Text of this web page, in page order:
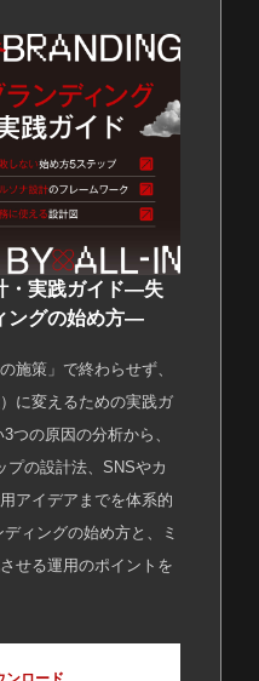
・実践ガイド―失
ングの始め方―
施策」で終わらせず、
に変えるための実践ガ
つの原因の分析から、
プの設計法、SNSやカ
アイデアまでを体系的
ィングの始め方と、ミ
せる運用のポイントを